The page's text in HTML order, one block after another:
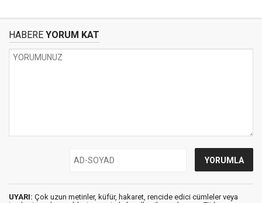
HABERE YORUM KAT
UYARI: Çok uzun metinler, küfür, hakaret, rencide edici cümleler veya